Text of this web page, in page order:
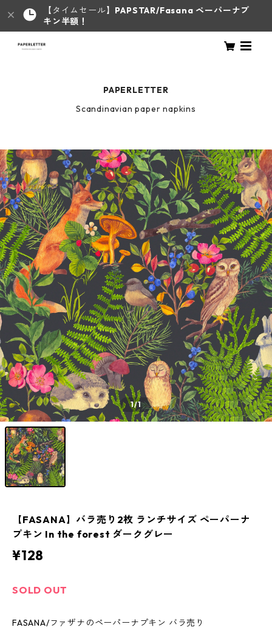
【タイムセール】 PAPSTAR/Fasana ペーパーナプ
キン半額！
PAPERLETTER
Scandinavian paper napkins
1/1
【FASANA】バラ売り2枚 ランチサイズ ペーパーナ
プキン In the forest ダークグレー
¥128
SOLD OUT
FASANA/ファザナのペーパーナプキン バラ売り